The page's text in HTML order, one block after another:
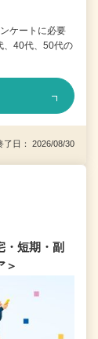
ケートに必要
40代、50代の
日： 2026/08/30
・短期・副
＞